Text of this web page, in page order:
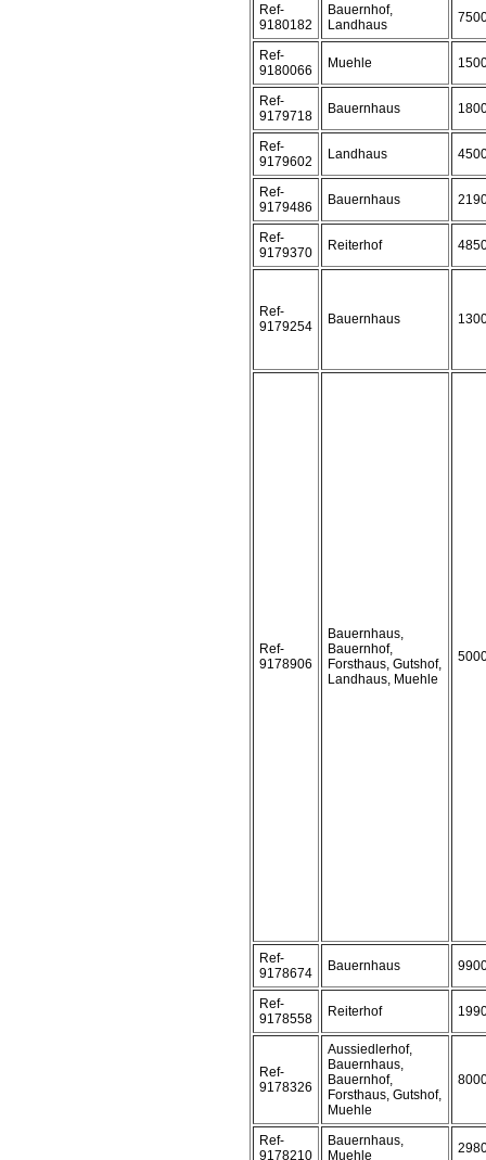
Ref-
9180182
Bauernhof,
Landhaus
Ref-
9180066
Muehle
Ref-
9179718
Bauernhaus
Ref-
9179602
Landhaus
Ref-
9179486
Bauernhaus
Ref-
9179370
Reiterhof
Ref-
9179254
Bauernhaus
Ref-
9178906
Bauernhaus,
Bauernhof,
Forsthaus, Gutshof,
Landhaus, Muehle
Ref-
9178674
Bauernhaus
Ref-
9178558
Reiterhof
Ref-
9178326
Aussiedlerhof,
Bauernhaus,
Bauernhof,
Forsthaus, Gutshof,
Muehle
Ref-
9178210
Bauernhaus,
Muehle